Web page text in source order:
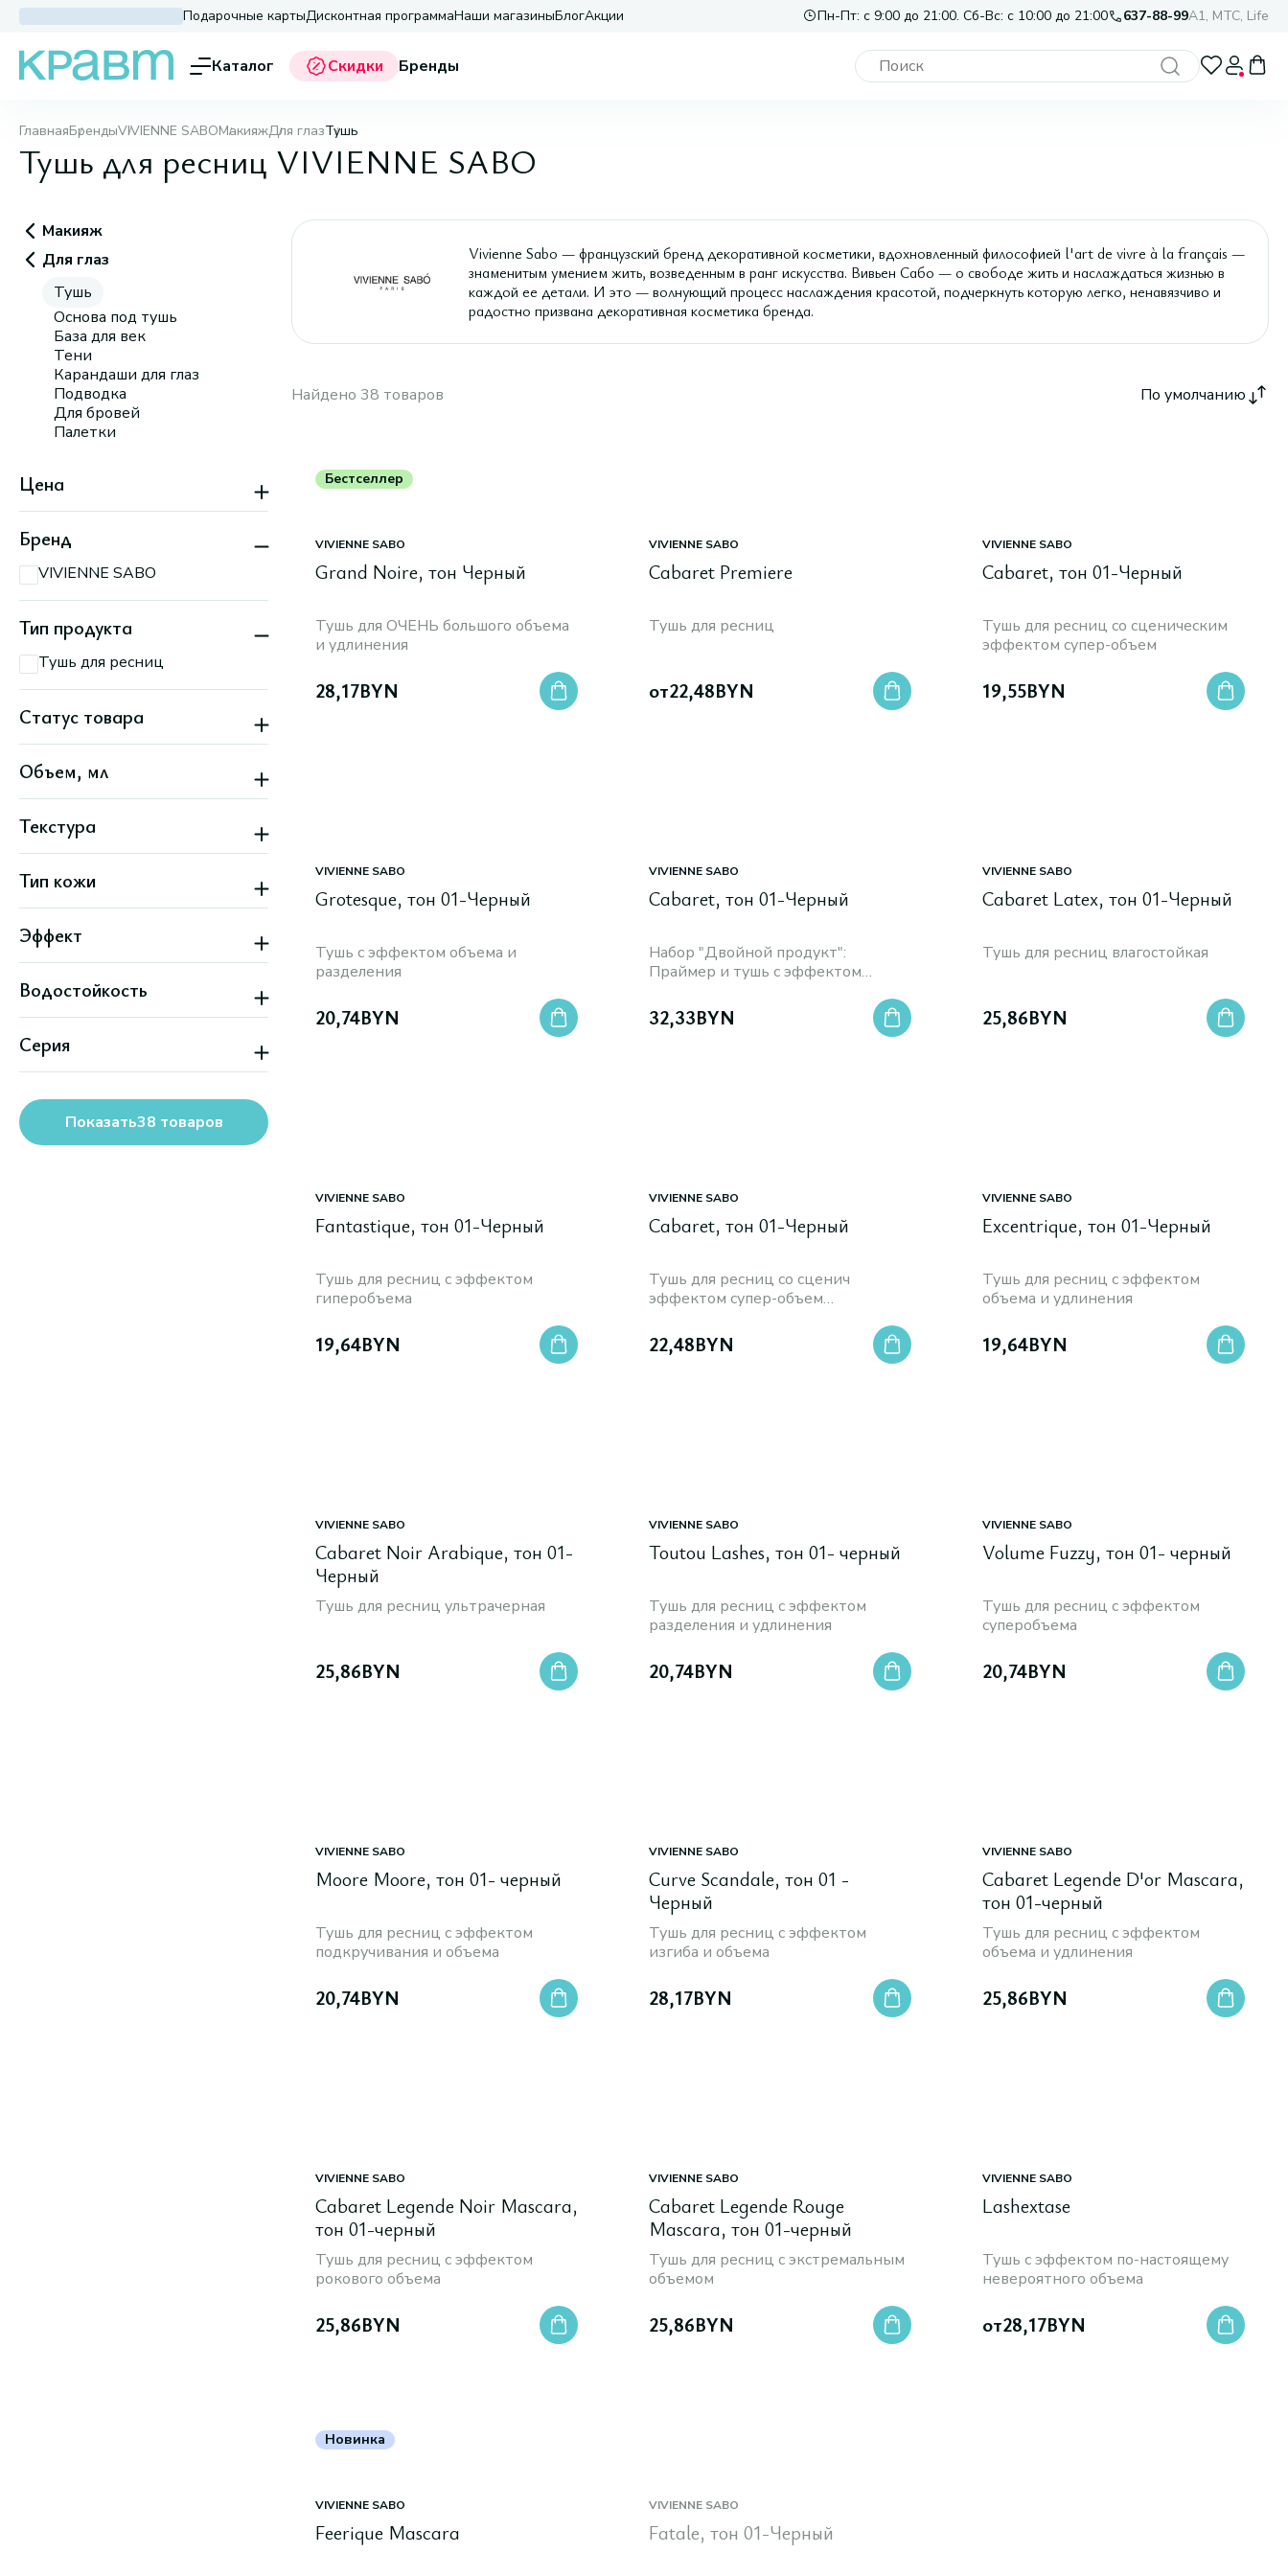
Подарочные картыДисконтная программаНаши магазиныБлогАкции Пн-Пт: с 9:00 до 21:00. Сб-Вс: с 10:00 до 21:00 637-88-99A1, МТС, Life
Каталог Скидки Бренды
ГлавнаяБрендыVIVIENNE SABOМакияжДля глазТушь
Тушь для ресниц VIVIENNE SABO
Макияж
Для глаз
Тушь
Основа под тушь
База для век
Тени
Карандаши для глаз
Подводка
Для бровей
Палетки
Цена
Бренд
VIVIENNE SABO
Тип продукта
Тушь для ресниц
Статус товара
Бестселлер
Новинка
Объем, мл
Текстура
Кремовая
Тип кожи
Все типы кожи
Эффект
Объем
Подкручивание
Водостойкость
Да
Нет
Серия
Grande Premiere (Vivienne Sabo)
Показать38 товаров
Vivienne Sabo — французский бренд декоративной косметики, вдохновленный философией l'art de vivre à la français —
знаменитым умением жить, возведенным в ранг искусства. Вивьен Сабо — о свободе жить и наслаждаться жизнью в
каждой ее детали. И это — волнующий процесс наслаждения красотой, подчеркнуть которую легко, ненавязчиво и
радостно призвана декоративная косметика бренда.
Найдено 38 товаров По умолчанию
Бестселлер
VIVIENNE SABO
Grand Noire, тон Черный
Тушь для ОЧЕНЬ большого объема
и удлинения
28,17BYN
VIVIENNE SABO
Cabaret Premiere
Тушь для ресниц
от22,48BYN
VIVIENNE SABO
Cabaret, тон 01-Черный
Тушь для ресниц со сценическим
эффектом супер-объем
19,55BYN
VIVIENNE SABO
Grotesque, тон 01-Черный
Тушь с эффектом объема и
разделения
20,74BYN
VIVIENNE SABO
Cabaret, тон 01-Черный
Набор "Двойной продукт":
Праймер и тушь с эффектом
32,33BYN
VIVIENNE SABO
Cabaret Latex, тон 01-Черный
Тушь для ресниц влагостойкая
25,86BYN
VIVIENNE SABO
Fantastique, тон 01-Черный
Тушь для ресниц с эффектом
гиперобъема
19,64BYN
VIVIENNE SABO
Cabaret, тон 01-Черный
Тушь для ресниц со сценич
эффектом супер-объем
22,48BYN
VIVIENNE SABO
Excentrique, тон 01-Черный
Тушь для ресниц с эффектом
объема и удлинения
19,64BYN
VIVIENNE SABO
Cabaret Noir Arabique, тон 01-
Черный
Тушь для ресниц ультрачерная
25,86BYN
VIVIENNE SABO
Toutou Lashes, тон 01- черный
Тушь для ресниц c эффектом
разделения и удлинения
20,74BYN
VIVIENNE SABO
Volume Fuzzy, тон 01- черный
Тушь для ресниц c эффектом
суперобъема
20,74BYN
VIVIENNE SABO
Moore Moore, тон 01- черный
Тушь для ресниц с эффектом
подкручивания и объема
20,74BYN
VIVIENNE SABO
Curve Scandale, тон 01 -
Черный
Тушь для ресниц с эффектом
изгиба и объема
28,17BYN
VIVIENNE SABO
Cabaret Legende D'or Mascara,
тон 01-черный
Тушь для ресниц с эффектом
объема и удлинения
25,86BYN
VIVIENNE SABO
Cabaret Legende Noir Mascara,
тон 01-черный
Тушь для ресниц с эффектом
рокового объема
25,86BYN
VIVIENNE SABO
Cabaret Legende Rouge
Mascara, тон 01-черный
Тушь для ресниц с экстремальным
объемом
25,86BYN
VIVIENNE SABO
Lashextase
Тушь с эффектом по-настоящему
невероятного объема
от28,17BYN
Новинка
VIVIENNE SABO
Feerique Mascara
VIVIENNE SABO
Fatale, тон 01-Черный